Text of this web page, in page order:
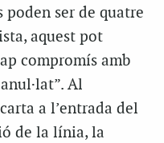
poden ser de quatre
aquest pot
compromís amb
Al
a l’entrada del
de la línia, la